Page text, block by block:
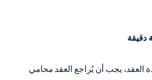
دقيقة
العقد، يجب أن يُراجع العقد محامي